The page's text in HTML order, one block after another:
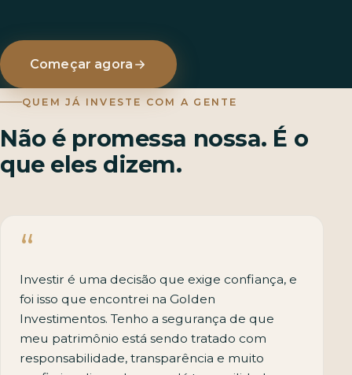
Começar agora
QUEM JÁ INVESTE COM A GENTE
Não é promessa nossa. É o
que eles dizem.
Investir é uma decisão que exige confiança, e
foi isso que encontrei na Golden
Investimentos. Tenho a segurança de que
meu patrimônio está sendo tratado com
responsabilidade, transparência e muito